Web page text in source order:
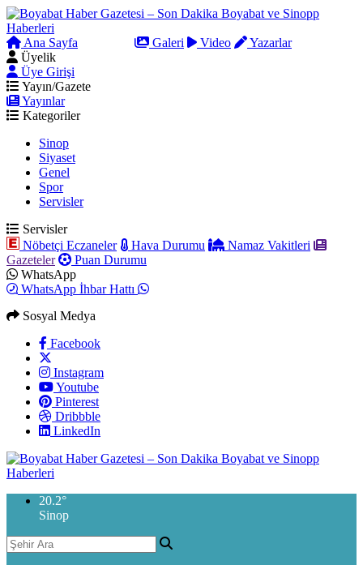
Ana Sayfa Galeri Video
Yazarlar
Üyelik
Üye Girişi
Yayın/Gazete
Yayınlar
Kategoriler
Sinop
Siyaset
Genel
Spor
Servisler
Servisler
Nöbetçi Eczaneler
Hava Durumu
Namaz Vakitleri
Gazeteler
Puan Durumu
WhatsApp
WhatsApp İhbar Hattı
Sosyal Medya
Facebook
Instagram
Youtube
Pinterest
Dribbble
LinkedIn
20.2°
Sinop